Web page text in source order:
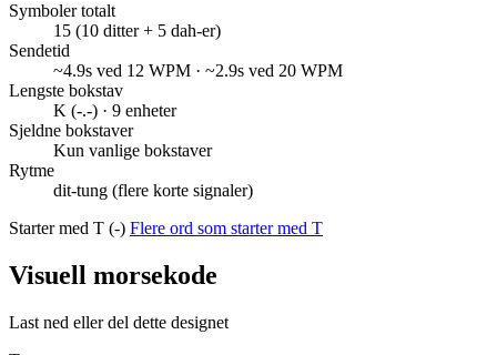
Symboler totalt
15 (10 ditter + 5 dah-er)
Sendetid
~4.9s ved 12 WPM · ~2.9s ved 20 WPM
Lengste bokstav
K (-.-) · 9 enheter
Sjeldne bokstaver
Kun vanlige bokstaver
Rytme
dit-tung (flere korte signaler)
Starter med T (-) Flere ord som starter med T
Visuell morsekode
Last ned eller del dette designet